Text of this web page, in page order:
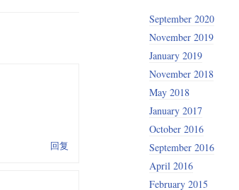
回复
September 2020
November 2019
January 2019
November 2018
May 2018
January 2017
October 2016
September 2016
April 2016
February 2015